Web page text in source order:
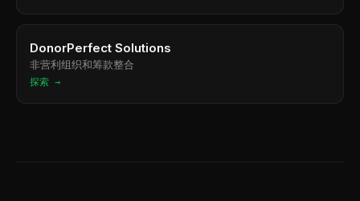
DonorPerfect Solutions
非营利组织和筹款整合
探索 →